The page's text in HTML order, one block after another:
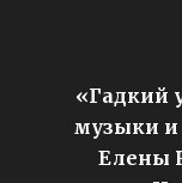
«Гадкий
музыки и
Елены